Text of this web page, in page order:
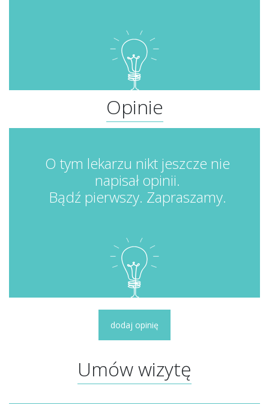
Opinie
O tym lekarzu nikt jeszcze nie
napisał opinii.
Bądź pierwszy. Zapraszamy.
dodaj opinię
Umów wizytę